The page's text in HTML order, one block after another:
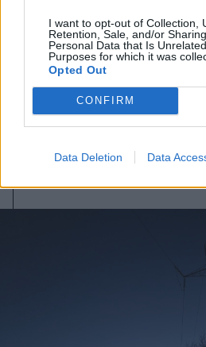
I want to opt-out of Collection,
Retention, Sale, and/or
Personal Data that Is
Purposes for which it was
Opted Out
CONFIRM
Data Deletion Data
2026. augusztus 07., péntek
Visszaküldte a
Nicușor Dan a
kilövését lehetővé